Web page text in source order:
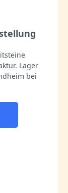
Lager
bei